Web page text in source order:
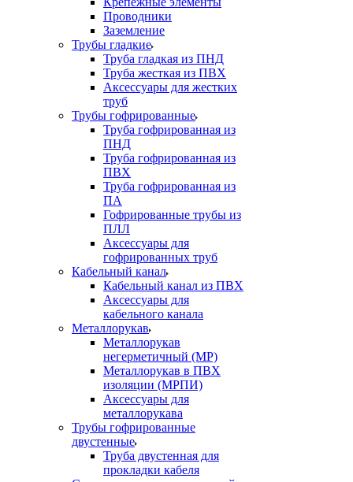
Проводники
Заземление
Трубы гладкие
Труба гладкая из ПНД
Труба жесткая из ПВХ
Аксессуары для жестких
труб
Трубы гофрированные
Труба гофрированная из
ПНД
Труба гофрированная из
ПВХ
Труба гофрированная из
ПА
Гофрированные трубы из
ПЛЛ
Аксессуары для
гофрированных труб
Кабельный канал
Кабельный канал из ПВХ
Аксессуары для
кабельного канала
Металлорукав
Металлорукав
негерметичный (МР)
Металлорукав в ПВХ
изоляции (МРПИ)
Аксессуары для
металлорукава
Трубы гофрированные
двустенные
Труба двустенная для
прокладки кабеля